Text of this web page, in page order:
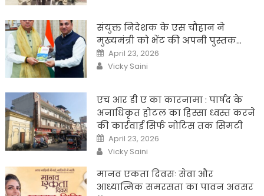
संयुक्त निदेशक के एस चौहान ने
मुख्यमंत्री को भेंट की अपनी पुस्तक…
Posted
on
April 23, 2026
Author
Vicky Saini
एच आर डी ए का कारनामा : पार्षद के
अनाधिकृत होटल का हिस्सा ध्वस्त करने
की कार्रवाई सिर्फ नोटिस तक सिमटी
Posted
on
April 23, 2026
Author
Vicky Saini
मानव एकता दिवसः सेवा और
आध्यात्मिक समरसता का पावन अवसर